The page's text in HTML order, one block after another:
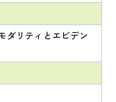
ダリティとエビデン